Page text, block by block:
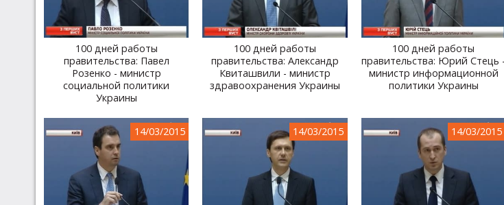
100 дней работы
правительства: Павел
Розенко - министр
социальной политики
Украины
100 дней работы
правительства: Александр
Квиташвили - министр
здравоохранения Украины
100 дней работы
правительства: Юрий Стець -
министр информационной
политики Украины
14/03/2015 14/03/2015 14/03/2015